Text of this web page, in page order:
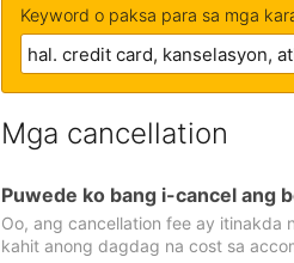
Keyword o paksa para sa mga
Mga cancellation
Puwede ko bang i-cancel ang
Oo, ang cancellation fee ay itinakda
kahit anong dagdag na cost sa